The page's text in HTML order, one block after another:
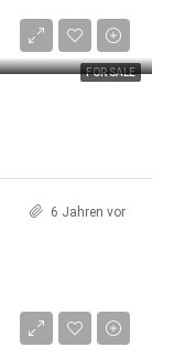
FOR SALE
6 Jahren vor